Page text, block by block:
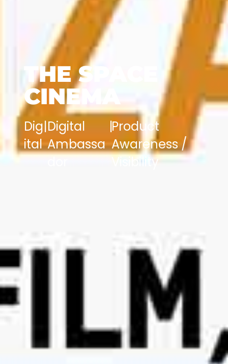
THE SPACE
CINEMA
Dig
ital
|Digital
Ambassa
|Product
Awareness /
Visibility